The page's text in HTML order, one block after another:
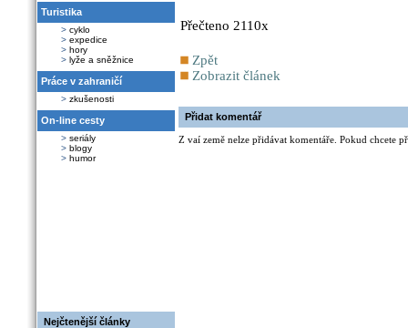
Turistika
> cyklo
> expedice
> hory
> lyže a sněžnice
Práce v zahraničí
> zkušenosti
On-line cesty
> seriály
> blogy
> humor
Nejčtenější články
Přečteno 2110x
Zpět
Zobrazit článek
Přidat komentář
Z vaí země nelze přidávat komentáře. Pokud chcete